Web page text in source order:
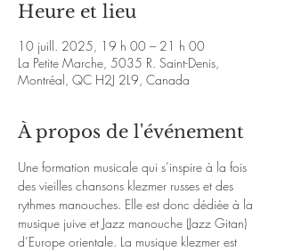
Heure et lieu
10 juill. 2025, 19 h 00 – 21 h 00
La Petite Marche, 5035 R. Saint-Denis,
Montréal, QC H2J 2L9, Canada
À propos de l'événement
Une formation musicale qui s’inspire à la fois
des vieilles chansons klezmer russes et des
rythmes manouches. Elle est donc dédiée à la
musique juive et Jazz manouche (Jazz Gitan)
d’Europe orientale. La musique klezmer est